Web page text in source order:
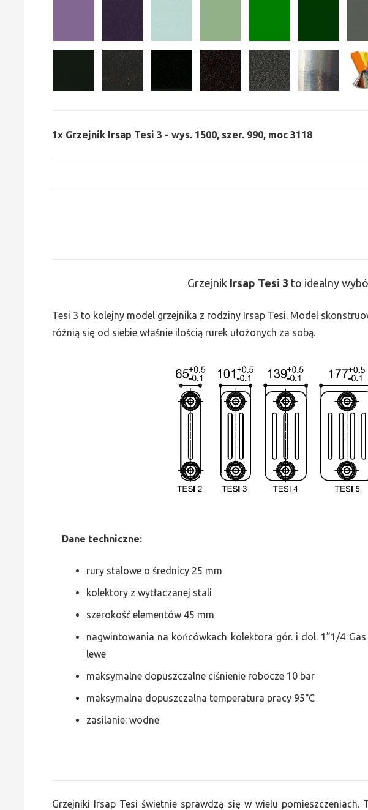
1x Grzejnik Irsap Tesi 3 - wys. 1500, szer. 990, moc 3118
Grzejnik Irsap Tesi 3 to idealny
Tesi 3 to kolejny model grzejnika z rodziny Irsap Tesi. Model
różnią się od siebie właśnie ilością rurek ułożonych za sobą.
Dane techniczne:
rury stalowe o średnicy 25 mm
kolektory z wytłaczanej stali
szerokość elementów 45 mm
nagwintowania na końcówkach kolektora gór. i dol. 1”1/4 Gas
lewe
maksymalne dopuszczalne ciśnienie robocze 10 bar
maksymalna dopuszczalna temperatura pracy 95°C
zasilanie: wodne
Grzejniki Irsap Tesi świetnie sprawdzą się w wielu